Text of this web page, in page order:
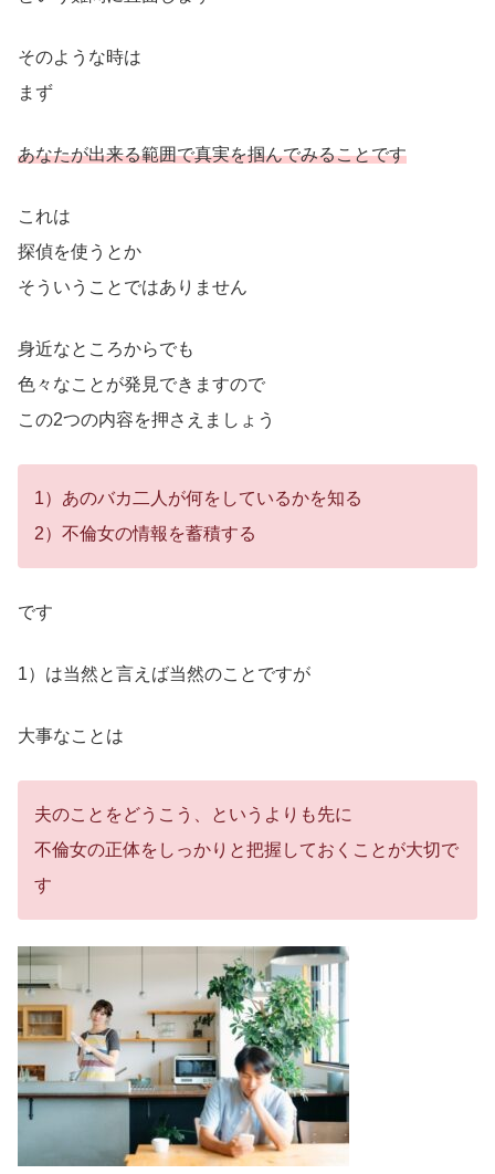
そのような時は
まず
あなたが出来る範囲で真実を掴んでみることです
これは
探偵を使うとか
そういうことではありません
身近なところからでも
色々なことが発見できますので
この2つの内容を押さえましょう
1）あのバカ二人が何をしているかを知る
2）不倫女の情報を蓄積する
です
1）は当然と言えば当然のことですが
大事なことは
夫のことをどうこう、というよりも先に
不倫女の正体をしっかりと把握しておくことが大切で
す